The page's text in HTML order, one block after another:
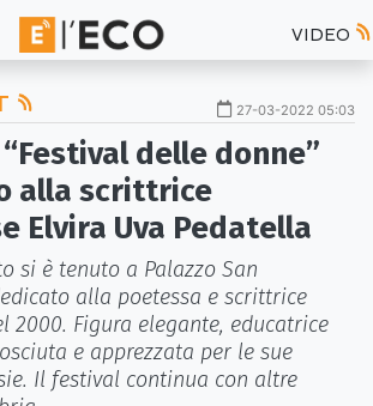
VIDEO
27-03-2022 05:03
“Festival delle donne”
alla scrittrice
Elvira Uva Pedatella
si è tenuto a Palazzo San
alla poetessa e scrittrice
2000. Figura elegante, educatrice
e apprezzata per le sue
Il festival continua con altre